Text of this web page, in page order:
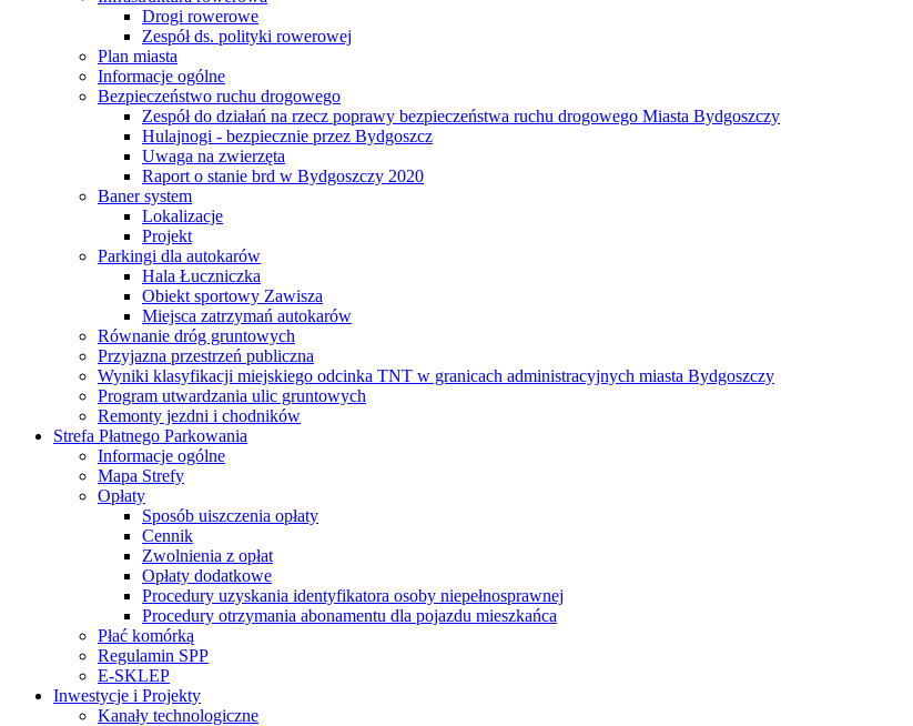
Drogi rowerowe
Zespół ds. polityki rowerowej
Plan miasta
Informacje ogólne
Bezpieczeństwo ruchu drogowego
Zespół do działań na rzecz poprawy bezpieczeństwa ruchu drogowego Miasta Bydgoszczy
Hulajnogi - bezpiecznie przez Bydgoszcz
Uwaga na zwierzęta
Raport o stanie brd w Bydgoszczy 2020
Baner system
Lokalizacje
Projekt
Parkingi dla autokarów
Hala Łuczniczka
Obiekt sportowy Zawisza
Miejsca zatrzymań autokarów
Równanie dróg gruntowych
Przyjazna przestrzeń publiczna
Wyniki klasyfikacji miejskiego odcinka TNT w granicach administracyjnych miasta Bydgoszczy
Program utwardzania ulic gruntowych
Remonty jezdni i chodników
Strefa Płatnego Parkowania
Informacje ogólne
Mapa Strefy
Opłaty
Sposób uiszczenia opłaty
Cennik
Zwolnienia z opłat
Opłaty dodatkowe
Procedury uzyskania identyfikatora osoby niepełnosprawnej
Procedury otrzymania abonamentu dla pojazdu mieszkańca
Płać komórką
Regulamin SPP
E-SKLEP
Inwestycje i Projekty
Kanały technologiczne